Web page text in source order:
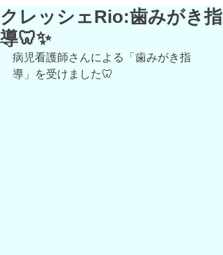
クレッシェRio:歯みがき指
導🦷✨
病児看護師さんによる「歯みがき指
導」を受けました🦷